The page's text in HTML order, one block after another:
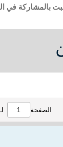
بالمشاركة في
الصفحة لـ